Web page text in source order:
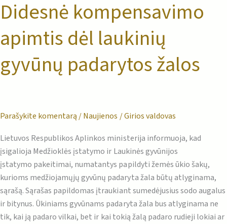
Didesnė kompensavimo
apimtis dėl laukinių
gyvūnų padarytos žalos
Parašykite komentarą /Naujienos /Girios valdovas
Lietuvos Respublikos Aplinkos ministerija informuoja, kad
įsigalioja Medžioklės įstatymo ir Laukinės gyvūnijos
įstatymo pakeitimai, numatantys papildyti žemės ūkio šakų,
kurioms medžiojamųjų gyvūnų padaryta žala būtų atlyginama,
sąrašą. Sąrašas papildomas įtraukiant sumedėjusius sodo augalus
ir bitynus. Ūkiniams gyvūnams padaryta žala bus atlyginama ne
tik, kai ją padaro vilkai, bet ir kai tokią žalą padaro rudieji lokiai ar